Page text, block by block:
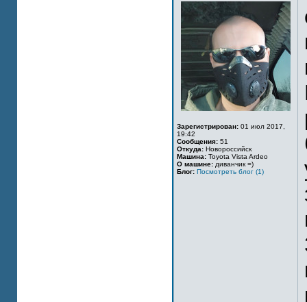
Зарегистрирован: 01 июл 2017,
19:42
Сообщения: 51
Откуда: Новороссийск
Машина: Toyota Vista Ardeo
О машине: диванчик =)
Блог: Посмотреть блог (1)